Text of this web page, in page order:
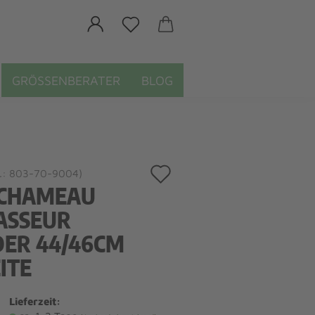
GRÖSSENBERATER BLOG
803-70-9004)
44/46CM
Lieferzeit: